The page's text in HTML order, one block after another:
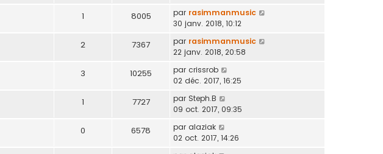
1 8005 par rasimmanmusic
30 janv. 2018, 10:12
2 7367 par rasimmanmusic
22 janv. 2018, 20:58
3 10255 par crissrob
02 déc. 2017, 16:25
1 7727 par Steph.B
09 oct. 2017, 09:35
0 6578 par alaziak
02 oct. 2017, 14:26